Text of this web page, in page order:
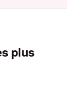
plus